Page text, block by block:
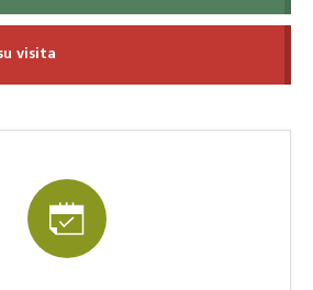
visita